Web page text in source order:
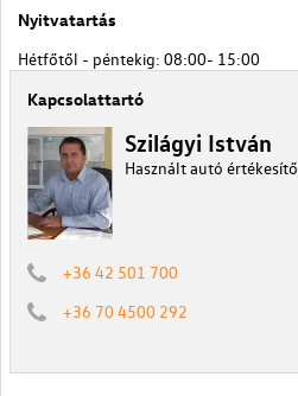
Nyitvatartás
Hétfőtől - péntekig: 08:00- 15:00
Kapcsolattartó
Szilágyi István
Használt autó értékesítő
+36 42 501 700
+36 70 4500 292